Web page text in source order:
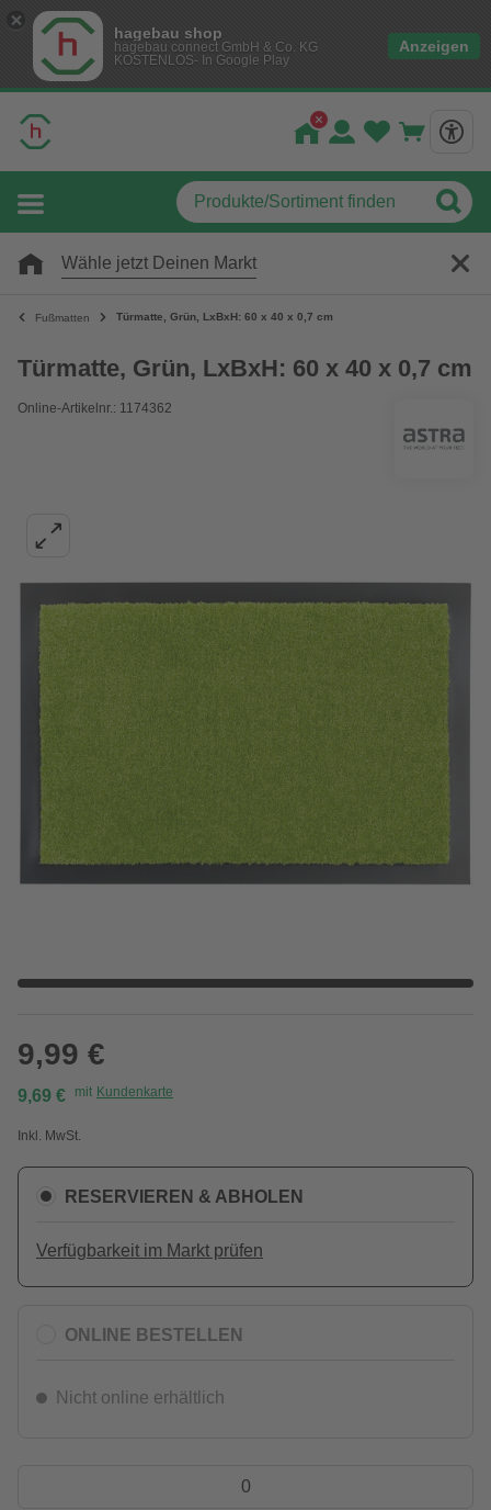
hagebau shop
hagebau connect GmbH & Co. KG
KOSTENLOS- In Google Play
Anzeigen
Wähle jetzt Deinen Markt
Fußmatten Türmatte, Grün, LxBxH: 60 x 40 x 0,7 cm
Türmatte, Grün, LxBxH: 60 x 40 x 0,7 cm
Online-Artikelnr.: 1174362
9,99 €
9,69 € mit Kundenkarte
Inkl. MwSt.
RESERVIEREN & ABHOLEN
Verfügbarkeit im Markt prüfen
ONLINE BESTELLEN
Nicht online erhältlich